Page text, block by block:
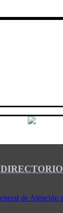
DIRECTORIO